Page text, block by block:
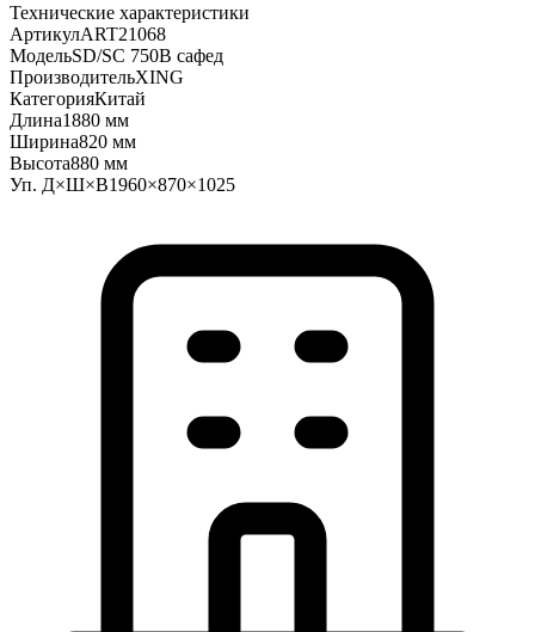
Технические характеристики
АртикулART21068
МодельSD/SC 750B сафед
ПроизводительXING
КатегорияКитай
Длина1880 мм
Ширина820 мм
Высота880 мм
Уп. Д×Ш×В1960×870×1025